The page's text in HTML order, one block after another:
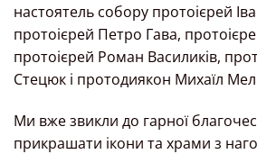
настоятель собору протоієрей
протоієрей Петро Гава,
протоієрей Роман Василиків,
Стецюк і протодиякон Михаїл
Ми вже звикли до гарної
прикрашати ікони та храми з